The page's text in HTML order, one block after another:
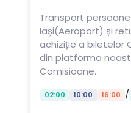
Transport
Iași(Aeroport) și
achiziție a biletelor
din platforma
Comisioane.
02:00 10:00 16:00 /